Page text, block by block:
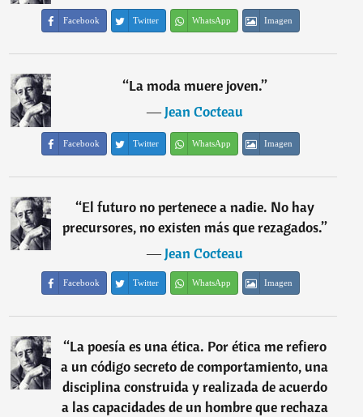
Facebook Twitter WhatsApp Imagen
“La moda muere joven.”
―Jean Cocteau
Facebook Twitter WhatsApp Imagen
“El futuro no pertenece a nadie. No hay
precursores, no existen más que rezagados.”
―Jean Cocteau
Facebook Twitter WhatsApp Imagen
“La poesía es una ética. Por ética me refiero
a un código secreto de comportamiento, una
disciplina construida y realizada de acuerdo
a las capacidades de un hombre que rechaza